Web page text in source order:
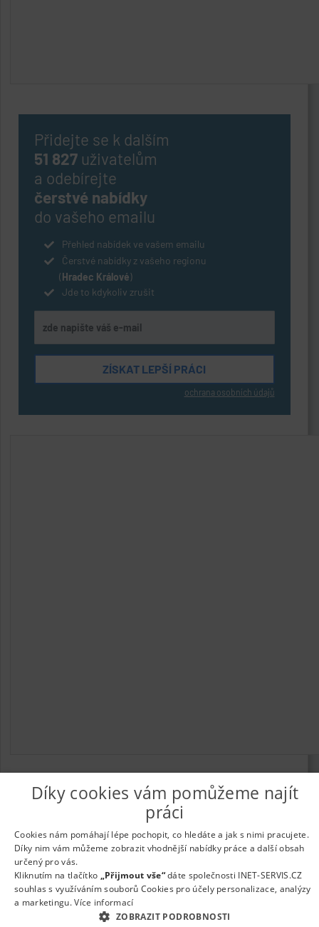
Přidejte se k dalším
51 827uživatelům
a odebírejte
čerstvé nabídky
do vašeho emailu
Přehled nabídek ve vašem emailu
Čerstvé nabídky z vašeho regionu
(Hradec Králové)
Jde to kdykoliv zrušit
ochrana osobních údajů
| Nabídka práce - zaměstnání
webu
|Vložit inzerát |Odběr novinek| Odstranění inzerátu|
Díky cookies vám pomůžeme najít
práci
Cookies nám pomáhají lépe pochopit, co hledáte a jak s nimi pracujete.
Díky nim vám můžeme zobrazit vhodnější nabídky práce a další obsah
určený pro vás.
Kliknutím na tlačítko „Přijmout vše“dáte společnosti INET-SERVIS.CZ
souhlas s využíváním souborů Cookies pro účely personalizace, analýzy
a marketingu.Více informací
ZOBRAZIT PODROBNOSTI